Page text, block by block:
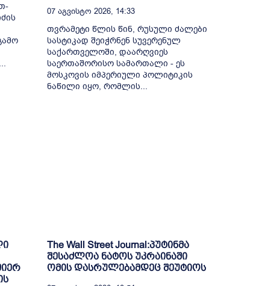
07 Აგვისტო 2026, 14:33
თვრამეტი წლის წინ, რუსული ძალები
სასტიკად შეიჭრნენ სუვერენულ
საქართველოში, დაარღვიეს
საერთაშორისო სამართალი - ეს
მოსკოვის იმპერიული პოლიტიკის
ნაწილი იყო, რომლის...
The Wall Street Journal:პუტინმა
შესაძლოა ნატოს უკრაინაში
ომის დასრულებამდეც შეუტიოს